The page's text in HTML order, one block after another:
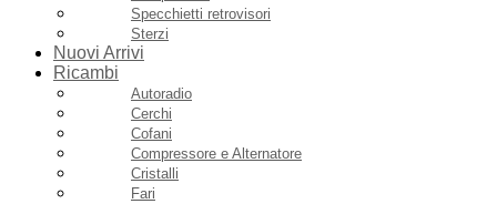
Specchietti retrovisori
Sterzi
Nuovi Arrivi
Ricambi
Autoradio
Cerchi
Cofani
Compressore e Alternatore
Cristalli
Fari